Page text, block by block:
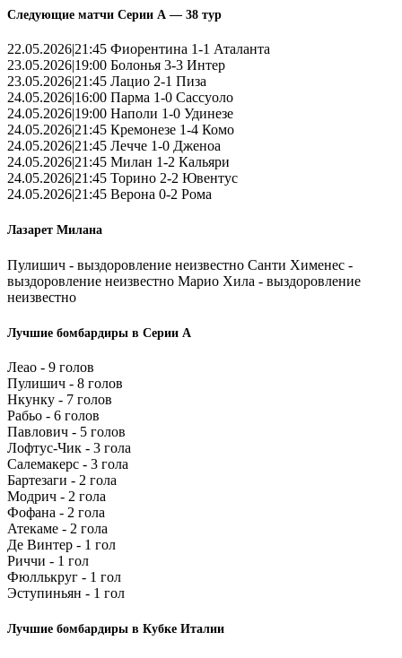
Следующие матчи Серии А — 38 тур
22.05.2026|21:45 Фиорентина 1-1 Аталанта
23.05.2026|19:00 Болонья 3-3 Интер
23.05.2026|21:45 Лацио 2-1 Пиза
24.05.2026|16:00 Парма 1-0 Сассуоло
24.05.2026|19:00 Наполи 1-0 Удинезе
24.05.2026|21:45 Кремонезе 1-4 Комо
24.05.2026|21:45 Лечче 1-0 Дженоа
24.05.2026|21:45 Милан 1-2 Кальяри
24.05.2026|21:45 Торино 2-2 Ювентус
24.05.2026|21:45 Верона 0-2 Рома
Лазарет Милана
Пулишич - выздоровление неизвестно Санти Хименес -
выздоровление неизвестно Марио Хила - выздоровление
неизвестно
Лучшие бомбардиры в Серии А
Леао - 9 голов
Пулишич - 8 голов
Нкунку - 7 голов
Рабьо - 6 голов
Павлович - 5 голов
Лофтус-Чик - 3 гола
Салемакерс - 3 гола
Бартезаги - 2 гола
Модрич - 2 гола
Фофана - 2 гола
Атекаме - 2 гола
Де Винтер - 1 гол
Риччи - 1 гол
Фюллькруг - 1 гол
Эступиньян - 1 гол
Лучшие бомбардиры в Кубке Италии